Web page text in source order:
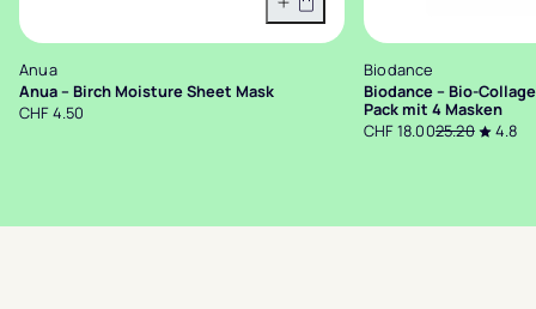
In den Warenkorb
Anua
Anua – Birch Moisture Sheet Mask
CHF 4.50
Biodance
Biodance – Bio-
Pack mit 4 Masken
CHF 18.0025.20 4.8